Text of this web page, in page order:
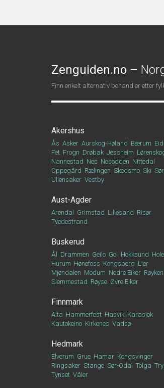
Zenguiden.no –
Finn enkelt alternativ behandler etter
Akershus
Ås Asker Aurskog-Høland Bærum
Fet Frogn Drøbak Jessheim
Nannestad Nes Nesodden Nittedal
Oppegård Rælingen Skedsmo Ski
Ullensaker Vestby
Aust-Agder
Arendal Grimstad Lillesand Risør
Tvedestrand
Buskerud
Ål Drammen Geilo Gol Hokksund Hole
Hurum Hønefoss Kongsberg Lier
Mjøndalen Modum Nedre Eiker Røyken
Slemmestad Røyse Øvre Eiker
Finnmark
Alta Hammerfest Hasvik Karasjok
Kautokeino Kirkenes Vadsø
Hedmark
Elverum Grue Hamar Kongsvinger
Ringsaker Stange Sør-Odal Tolga
Tynset Våler